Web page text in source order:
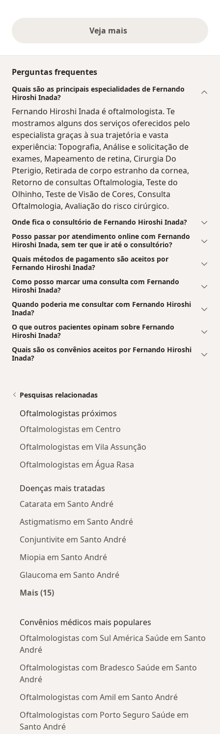
Veja maisopiniões acima
Perguntas frequentes
Quais são as principais especialidades de Fernando
Hiroshi Inada?
Fernando Hiroshi Inada é oftalmologista. Te
mostramos alguns dos serviços oferecidos pelo
especialista graças à sua trajetória e vasta
experiência: Topografia, Análise e solicitação de
exames, Mapeamento de retina, Cirurgia Do
Pterigio, Retirada de corpo estranho da cornea,
Retorno de consultas Oftalmologia, Teste do
Olhinho, Teste de Visão de Cores, Consulta
Oftalmologia, Avaliação do risco cirúrgico.
Onde fica o consultório de Fernando Hiroshi Inada?
Posso passar por atendimento online com Fernando
Hiroshi Inada, sem ter que ir até o consultório?
Quais métodos de pagamento são aceitos por
Fernando Hiroshi Inada?
Como posso marcar uma consulta com Fernando
Hiroshi Inada?
Quando poderia me consultar com Fernando Hiroshi
Inada?
O que outros pacientes opinam sobre Fernando
Hiroshi Inada?
Quais são os convênios aceitos por Fernando Hiroshi
Inada?
Pesquisas relacionadas
Oftalmologistas próximos
Oftalmologistas em Centro
Oftalmologistas em Vila Assunção
Oftalmologistas em Água Rasa
Doenças mais tratadas
Catarata em Santo André
Astigmatismo em Santo André
Conjuntivite em Santo André
Miopia em Santo André
Glaucoma em Santo André
Mais (15)
Convênios médicos mais populares
Oftalmologistas com Sul América Saúde em Santo
André
Oftalmologistas com Bradesco Saúde em Santo
André
Oftalmologistas com Amil em Santo André
Oftalmologistas com Porto Seguro Saúde em
Santo André